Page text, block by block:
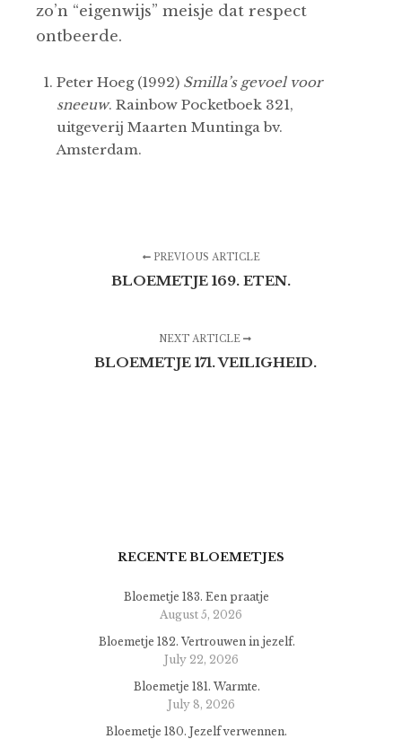
zo’n “eigenwijs” meisje dat respect
ontbeerde.
Peter Hoeg (1992) Smilla’s gevoel voor
sneeuw. Rainbow Pocketboek 321,
uitgeverij Maarten Muntinga bv.
Amsterdam.
PREVIOUS ARTICLE
BLOEMETJE 169. ETEN.
NEXT ARTICLE
BLOEMETJE 171. VEILIGHEID.
RECENTE BLOEMETJES
Bloemetje 183. Een praatje
August 5, 2026
Bloemetje 182. Vertrouwen in jezelf.
July 22, 2026
Bloemetje 181. Warmte.
July 8, 2026
Bloemetje 180. Jezelf verwennen.